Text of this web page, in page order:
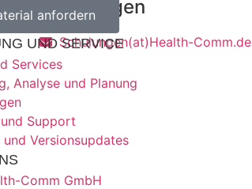
anfordern
UND SERVICE
Services
Analyse und Planung
Support
und Versionsupdates
Comm GmbH
Schulungen
Schulungen(at)Health-Comm.de